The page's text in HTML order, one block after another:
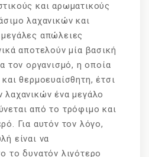
και αρωματικούς
λαχανικών και
απώλειες
αποτελούν μία βασική
τον οργανισμό, η οποία
θερμοευαίσθητη, έτσι
ένα μεγάλο
από το τρόφιμο και
Για αυτόν τον λόγο,
είναι να
το δυνατόν λιγότερο